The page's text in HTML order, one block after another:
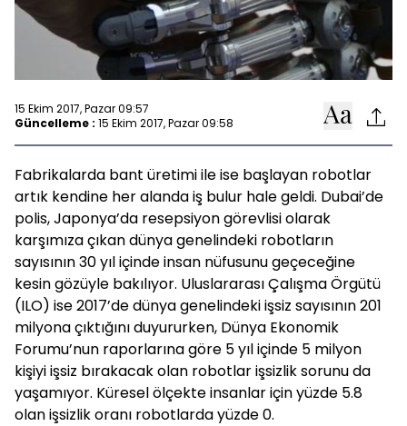
15 Ekim 2017, Pazar 09:57
Güncelleme : 15 Ekim 2017, Pazar 09:58
Fabrikalarda bant üretimi ile ise başlayan robotlar
artık kendine her alanda iş bulur hale geldi. Dubai’de
polis, Japonya’da resepsiyon görevlisi olarak
karşımıza çıkan dünya genelindeki robotların
sayısının 30 yıl içinde insan nüfusunu geçeceğine
kesin gözüyle bakılıyor. Uluslararası Çalışma Örgütü
(ILO) ise 2017’de dünya genelindeki işsiz sayısının 201
milyona çıktığını duyururken, Dünya Ekonomik
Forumu’nun raporlarına göre 5 yıl içinde 5 milyon
kişiyi işsiz bırakacak olan robotlar işsizlik sorunu da
yaşamıyor. Küresel ölçekte insanlar için yüzde 5.8
olan işsizlik oranı robotlarda yüzde 0.